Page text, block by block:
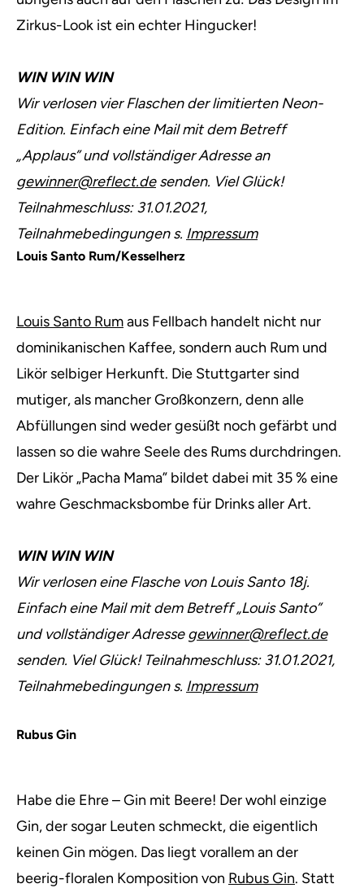
Zirkus-Look ist ein echter Hingucker!
WIN WIN WIN
Wir verlosen vier Flaschen der limitierten Neon-
Edition. Einfach eine Mail mit dem Betreff
„Applaus” und vollständiger Adresse an
gewinner@reflect.desenden. Viel Glück!
Teilnahmeschluss: 31.01.2021,
Teilnahmebedingungen s. Impressum
Louis Santo Rum/Kesselherz
Louis Santo Rumaus Fellbach handelt nicht nur
dominikanischen Kaffee, sondern auch Rum und
Likör selbiger Herkunft. Die Stuttgarter sind
mutiger, als mancher Großkonzern, denn alle
Abfüllungen sind weder gesüßt noch gefärbt und
lassen so die wahre Seele des Rums durchdringen.
Der Likör „Pacha Mama” bildet dabei mit 35 % eine
wahre Geschmacksbombe für Drinks aller Art.
WIN WIN WIN
Wir verlosen eine Flasche von Louis Santo 18j.
Einfach eine Mail mit dem Betreff „Louis Santo”
und vollständiger Adressegewinner@reflect.de
senden. Viel Glück! Teilnahmeschluss: 31.01.2021,
Teilnahmebedingungen s. Impressum
Rubus Gin
Habe die Ehre – Gin mit Beere! Der wohl einzige
Gin, der sogar Leuten schmeckt, die eigentlich
keinen Gin mögen. Das liegt vorallem an der
beerig-floralen Komposition von Rubus Gin. Statt